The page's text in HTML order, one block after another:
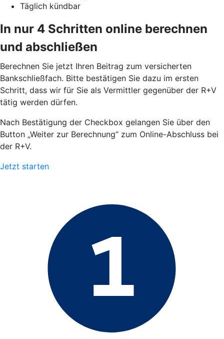
Täglich kündbar
In nur 4 Schritten online berechnen
und abschließen
Berechnen Sie jetzt Ihren Beitrag zum versicherten
Bankschließfach. Bitte bestätigen Sie dazu im ersten
Schritt, dass wir für Sie als Vermittler gegenüber der R+V
tätig werden dürfen.
Nach Bestätigung der Checkbox gelangen Sie über den
Button „Weiter zur Berechnung“ zum Online-Abschluss bei
der R+V.
Jetzt starten